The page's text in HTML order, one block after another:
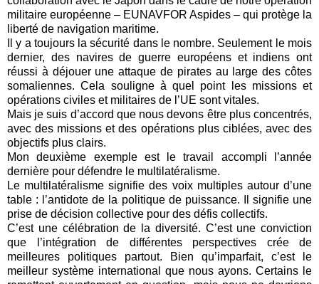
militaire européenne – EUNAVFOR Aspides – qui protège la
liberté de navigation maritime.
Il y a toujours la sécurité dans le nombre. Seulement le mois
dernier, des navires de guerre européens et indiens ont
réussi à déjouer une attaque de pirates au large des côtes
somaliennes. Cela souligne à quel point les missions et
opérations civiles et militaires de l’UE sont vitales.
Mais je suis d’accord que nous devons être plus concentrés,
avec des missions et des opérations plus ciblées, avec des
objectifs plus clairs.
Mon deuxième exemple est le travail accompli l’année
dernière pour défendre le multilatéralisme.
Le multilatéralisme signifie des voix multiples autour d’une
table : l’antidote de la politique de puissance. Il signifie une
prise de décision collective pour des défis collectifs.
C’est une célébration de la diversité. C’est une conviction
que l’intégration de différentes perspectives crée de
meilleures politiques partout. Bien qu’imparfait, c’est le
meilleur système international que nous ayons. Certains le